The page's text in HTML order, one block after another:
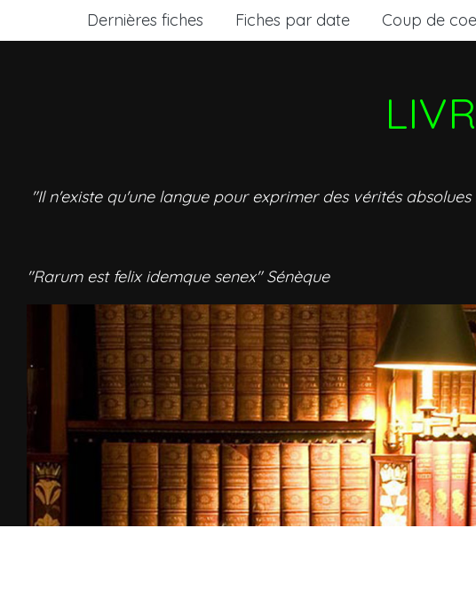
Dernières fiches Fiches par date Coup de
"Il n'existe qu'une langue pour exprimer des vérités
"Rarum est felix idemque senex" Sénèque